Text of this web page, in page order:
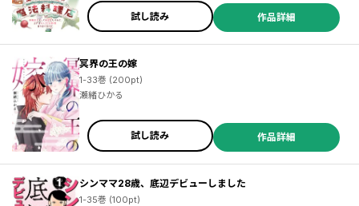
夢 ／小夏ゆーた ／沖史慈宴 ／夜塊織夢 ／小夏ゆーた ／沖史慈宴
試し読み 作品詳細
冥界の王の嫁
1-33巻 (200pt)
瀬緒ひかる
試し読み 作品詳細
シンママ28歳、底辺デビューしました
1-35巻 (100pt)